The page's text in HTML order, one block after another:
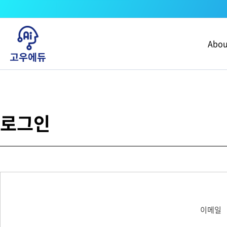
건너뛰기
로그인
이메일